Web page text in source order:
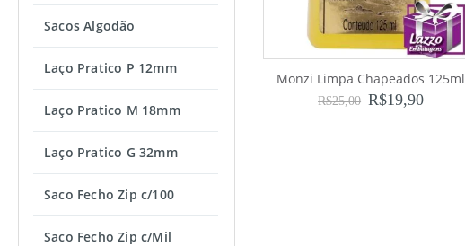
Monzi Limpa Chapeados 125ml
R$25,00 R$19,90
Sacos Algodão
Laço Pratico P 12mm
Laço Pratico M 18mm
Laço Pratico G 32mm
Saco Fecho Zip c/100
Saco Fecho Zip c/Mil